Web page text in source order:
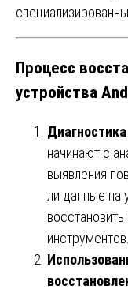
Процесс
устройства
начинают с
выявления
ли данные на
инструментов.